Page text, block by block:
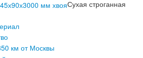
Сухая строганная